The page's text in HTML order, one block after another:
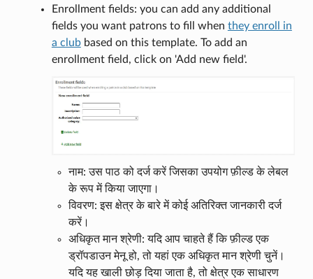
Enrollment fields: you can add any additional
fields you want patrons to fill when they enroll in
a clubbased on this template. To add an
enrollment field, click on 'Add new field'.
नाम: उस पाठ को दर्ज करें जिसका उपयोग फ़ील्ड के लेबल
के रूप में किया जाएगा।
विवरण: इस क्षेत्र के बारे में कोई अतिरिक्त जानकारी दर्ज
करें।
अधिकृत मान श्रेणी: यदि आप चाहते हैं कि फ़ील्ड एक
ड्रॉपडाउन मेनू हो, तो यहां एक अधिकृत मान श्रेणी चुनें।
यदि यह खाली छोड़ दिया जाता है, तो क्षेत्र एक साधारण